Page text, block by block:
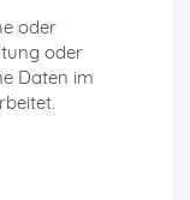
oder
oder
Daten im